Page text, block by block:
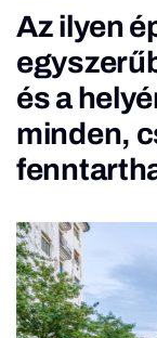
Az ilyen
és a
minden,